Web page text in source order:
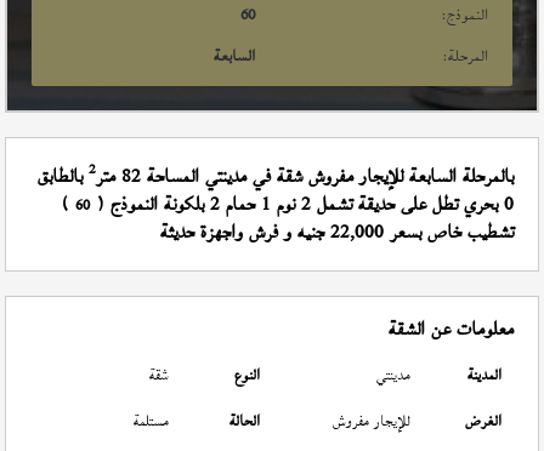
النموذج:
60
المرحلة:
السابعة
بالمرحلة السابعة للإيجار مفروش شقة في مدينتي المساحة 82 متر 2بالطابق
0 بحري تطل على حديقة تشمل 2 نوم 1 حمام 2 بلكونة النموذج ( 60
)
تشطيب خاص بسعر 22,000 جنيه و فرش واجهزة حديثة
معلومات عن الشقة
المدينة مدينتي النوع
شقة
الغرض
للإيجار مفروش الحالة
مستلمة